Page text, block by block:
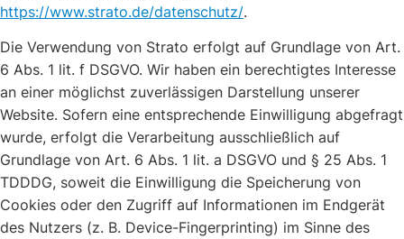
https://www.strato.de/datenschutz/.
Die Verwendung von Strato erfolgt auf Grundlage von Art.
6 Abs. 1 lit. f DSGVO. Wir haben ein berechtigtes Interesse
an einer möglichst zuverlässigen Darstellung unserer
Website. Sofern eine entsprechende Einwilligung abgefragt
wurde, erfolgt die Verarbeitung ausschließlich auf
Grundlage von Art. 6 Abs. 1 lit. a DSGVO und § 25 Abs. 1
TDDDG, soweit die Einwilligung die Speicherung von
Cookies oder den Zugriff auf Informationen im Endgerät
des Nutzers (z. B. Device-Fingerprinting) im Sinne des